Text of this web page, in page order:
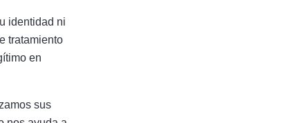
identidad ni
tratamiento
en
sus